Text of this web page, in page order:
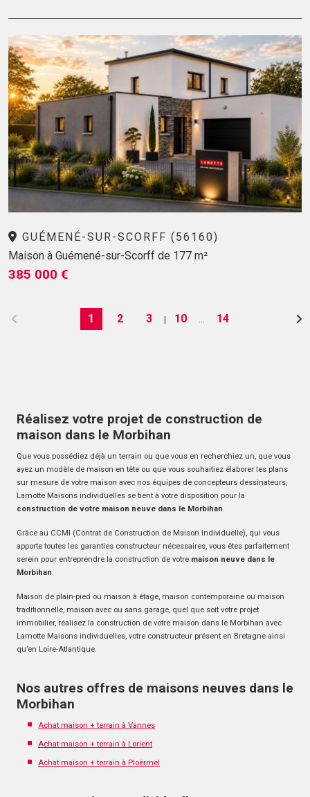
GUÉMENÉ-SUR-SCORFF (56160)
Maison à Guémené-sur-Scorff de 177 m²
385 000 €
1 2 3 | 10 14
Réalisez votre projet de construction de
maison dans le Morbihan
Que vous possédiez déjà un terrain ou que vous en recherchiez un, que vous
ayez un modèle de maison en tête ou que vous souhaitiez élaborer les plans
sur mesure de votre maison avec nos équipes de concepteurs dessinateurs,
Lamotte Maisons individuelles se tient à votre disposition pour la
construction de votre maison neuve dans le Morbihan.
Grâce au CCMI (Contrat de Construction de Maison Individuelle), qui vous
apporte toutes les garanties constructeur nécessaires, vous êtes parfaitement
serein pour entreprendre la construction de votre maison neuve dans le
Morbihan.
Maison de plain-pied ou maison à étage, maison contemporaine ou maison
traditionnelle, maison avec ou sans garage, quel que soit votre projet
immobilier, réalisez la construction de votre maison dans le Morbihan avec
Lamotte Maisons individuelles, votre constructeur présent en Bretagne ainsi
qu’en Loire-Atlantique.
Nos autres offres de maisons neuves dans le
Morbihan
Achat maison + terrain à Vannes
Achat maison + terrain à Lorient
Achat maison + terrain à Ploërmel